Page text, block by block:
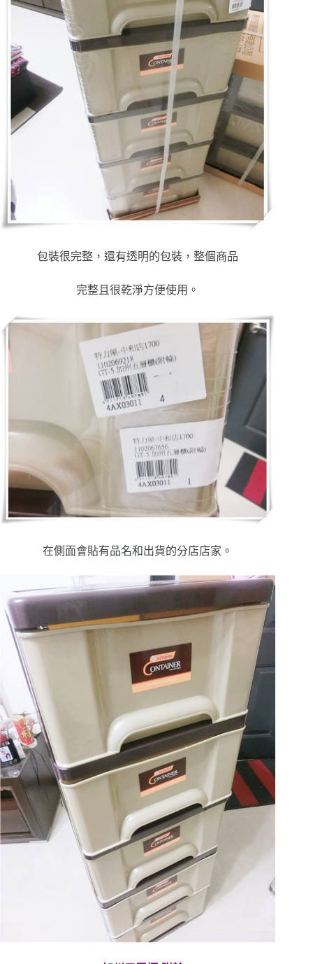
包裝很完整，還有透明的包裝，整個商品
完整且很乾淨方便使用。
在側面會貼有品名和出貨的分店店家。